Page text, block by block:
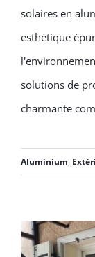
solaires en
esthétique
solutions de
charmante
Aluminium,